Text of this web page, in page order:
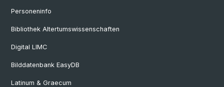
Personeninfo
Bibliothek Altertumswissenschaften
Digital LIMC
Bilddatenbank EasyDB
Latinum & Graecum